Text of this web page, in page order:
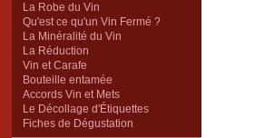
La Robe du Vin
Qu'est ce qu'un Vin Fermé ?
La Minéralité du Vin
La Réduction
Vin et Carafe
Bouteille entamée
Accords Vin et Mets
Le Décollage d'Étiquettes
Fiches de Dégustation